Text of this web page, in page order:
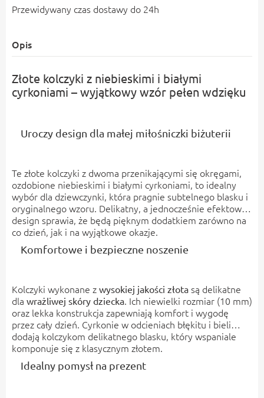
Przewidywany czas dostawy do 24h
Opis
Złote kolczyki z niebieskimi i białymi
cyrkoniami – wyjątkowy wzór pełen wdzięku
Uroczy design dla małej miłośniczki biżuterii
Te złote kolczyki z dwoma przenikającymi się okręgami,
ozdobione niebieskimi i białymi cyrkoniami, to idealny
wybór dla dziewczynki, która pragnie subtelnego blasku i
oryginalnego wzoru. Delikatny, a jednocześnie efektowny
design sprawia, że będą pięknym dodatkiem zarówno na
co dzień, jak i na wyjątkowe okazje.
Komfortowe i bezpieczne noszenie
Kolczyki wykonane z wysokiej jakości złotasą delikatne
dla wrażliwej skóry dziecka. Ich niewielki rozmiar (10 mm)
oraz lekka konstrukcja zapewniają komfort i wygodę
przez cały dzień. Cyrkonie w odcieniach błękitu i bieli
dodają kolczykom delikatnego blasku, który wspaniale
komponuje się z klasycznym złotem.
Idealny pomysł na prezent